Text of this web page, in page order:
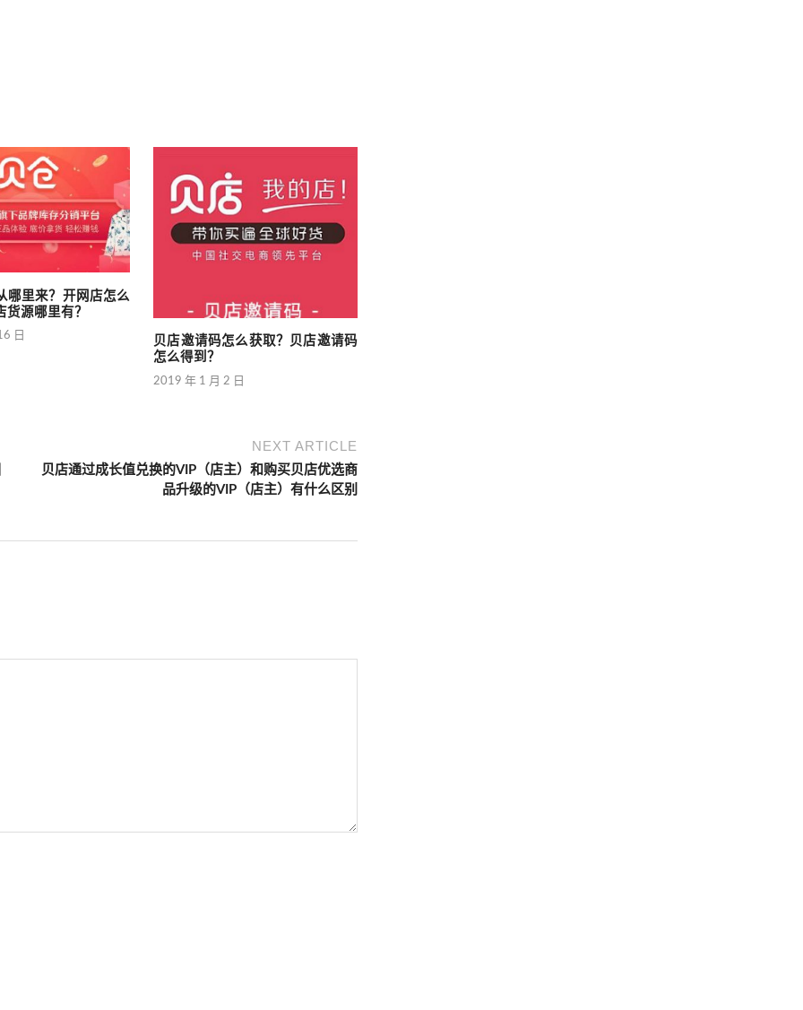
哪里来？开网店怎么
货源哪里有？
日
贝店邀请码怎么获取？贝店邀请码
怎么得到？
2019 年 1 月 2 日
NEXT ARTICLE
贝店通过成长值兑换的VIP（店主）和购买贝店优选商
品升级的VIP（店主）有什么区别